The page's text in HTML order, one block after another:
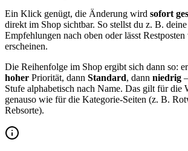
Ein Klick genügt, die Änderung wird sofort
direkt im Shop sichtbar. So stellst du z. B.
Empfehlungen nach oben oder lässt
erscheinen.
Die Reihenfolge im Shop ergibt sich dann so:
hoher Priorität, dann Standard, dann niedrig
Stufe alphabetisch nach Name. Das gilt für die
genauso wie für die Kategorie-Seiten (z. B.
Rebsorte).